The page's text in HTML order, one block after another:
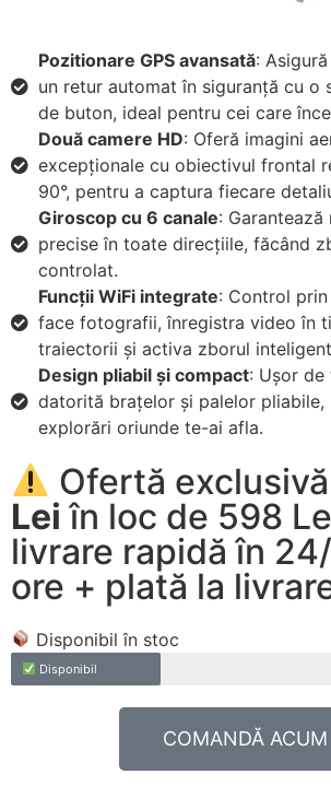
Pozitionare GPS avansată:
un retur automat în siguranță cu o
de buton, ideal pentru cei care
Două camere HD: Oferă imagini
excepționale cu obiectivul frontal
90°, pentru a captura fiecare
Giroscop cu 6 canale:
precise în toate direcțiile, făcând
controlat.
Funcții WiFi integrate: Control
face fotografii, înregistra video în
traiectorii și activa zborul
Design pliabil și compact: Ușor
datorită brațelor și palelor
explorări oriunde te-ai afla.
Ofertă
Lei în loc de 598
livrare rapidă în
ore + plată la
Disponibil în stoc
Disponibil
COMANDĂ ACUM